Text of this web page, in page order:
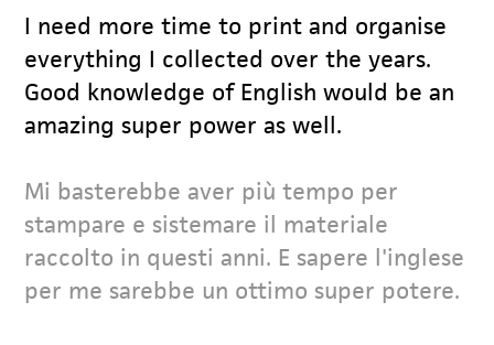
I need more time to print and organise
everything I collected over the years.
Good knowledge of English would be an
amazing super power as well.
Mi basterebbe aver più tempo per
stampare e sistemare il materiale
raccolto in questi anni. E sapere l'inglese
per me sarebbe un ottimo super potere.